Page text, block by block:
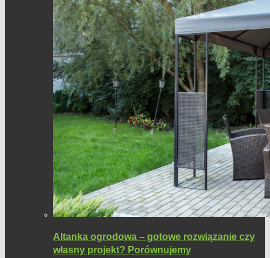
Altanka ogrodowa – gotowe rozwiązanie czy
własny projekt? Porównujemy